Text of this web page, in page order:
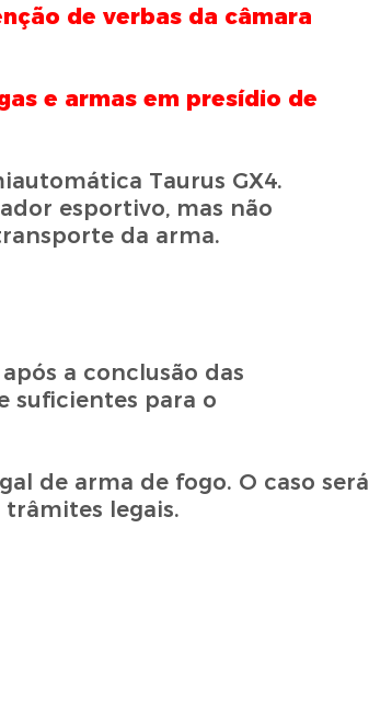
de verbas da câmara
e armas em presídio de
Taurus GX4.
esportivo, mas não
da arma.
a conclusão das
suficientes para o
de arma de fogo. O caso será
legais.